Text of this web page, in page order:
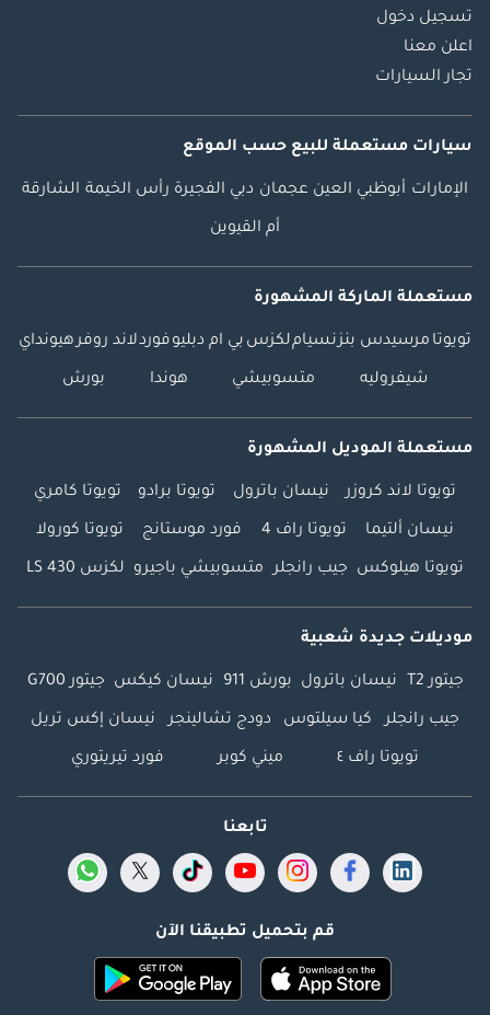
تسجيل دخول
اعلن معنا
تجار السيارات
سيارات مستعملة للبيع حسب الموقع
الإمارات أبوظبي العين عجمان دبي الفجيرة رأس الخيمة الشارقة
أم القيوين
مستعملة الماركة المشهورة
تويوتا مرسيدس بنزنسياملكزس بي ام دبليوفوردلاند روفرهيونداي
شيفروليه متسوبيشي هوندا بورش
مستعملة الموديل المشهورة
تويوتا لاند كروزر نيسان باترول تويوتا برادو تويوتا كامري
نيسان ألتيما تويوتا راف 4 فورد موستانج تويوتا كورولا
تويوتا هيلوكس جيب رانجلر متسوبيشي باجيرو لكزس LS 430
موديلات جديدة شعبية
جيتور T2 نيسان باترول بورش 911 نيسان كيكس جيتور G700
جيب رانجلر كيا سيلتوس دودج تشالينجر نيسان إكس تريل
تويوتا راف ٤ ميني كوبر فورد تيريتوري
تابعنا
قم بتحميل تطبيقنا الآن